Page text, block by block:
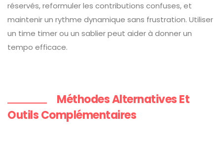
réservés, reformuler les contributions confuses, et
maintenir un rythme dynamique sans frustration. Utiliser
un time timer ou un sablier peut aider à donner un
tempo efficace.
Méthodes Alternatives Et
Outils Complémentaires